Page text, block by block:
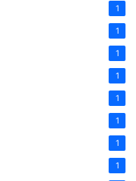
1
1
1
1
1
1
1
1